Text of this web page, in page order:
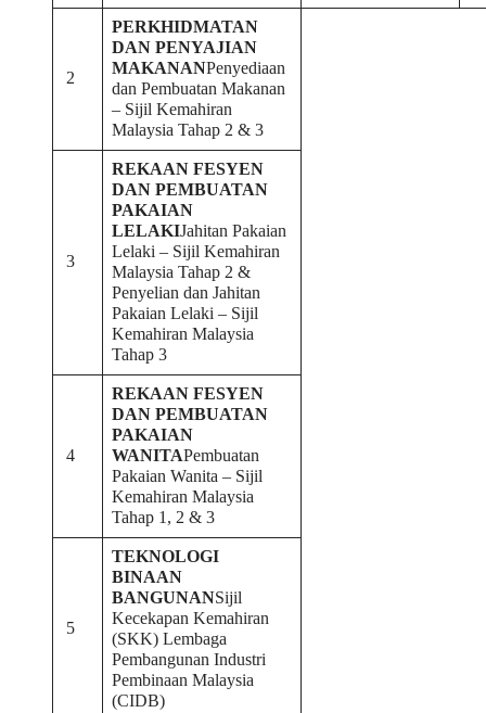
2
PERKHIDMATAN
DAN PENYAJIAN
MAKANANPenyediaan
dan Pembuatan Makanan
– Sijil Kemahiran
Malaysia Tahap 2 & 3
3
REKAAN FESYEN
DAN PEMBUATAN
PAKAIAN
LELAKIJahitan Pakaian
Lelaki – Sijil Kemahiran
Malaysia Tahap 2 &
Penyelian dan Jahitan
Pakaian Lelaki – Sijil
Kemahiran Malaysia
Tahap 3
4
REKAAN FESYEN
DAN PEMBUATAN
PAKAIAN
WANITAPembuatan
Pakaian Wanita – Sijil
Kemahiran Malaysia
Tahap 1, 2 & 3
5
TEKNOLOGI
BINAAN
BANGUNANSijil
Kecekapan Kemahiran
(SKK) Lembaga
Pembangunan Industri
Pembinaan Malaysia
(CIDB)